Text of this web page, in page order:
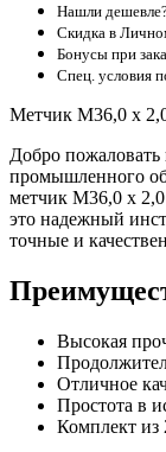
Нашли
Скидка в
Бонусы при
Спец. условия
Метчик М36,0 х
Добро пожаловать
промышленного
метчик М36,0 х
это надежный
точные и
Высокая
Отличное
Простота в
Комплект из